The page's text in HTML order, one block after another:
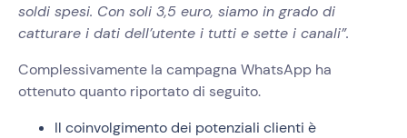
soldi spesi. Con soli 3,5 euro, siamo in grado di
catturare i dati dell’utente i tutti e sette i canali”.
Complessivamente la campagna WhatsApp ha
ottenuto quanto riportato di seguito.
Il coinvolgimento dei potenziali clienti è